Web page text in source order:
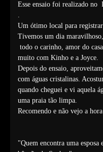
Esse ensaio foi realizado
.
Um ótimo local para
Tivemos um dia
todo o carinho, amor do
muito com Kinho e a Joyce.
Depois do ensaio,
com águas cristalinas.
quando cheguei e vi aquela
uma praia tão limpa.
Recomendo e não vejo a
"Quem encontra uma esposa